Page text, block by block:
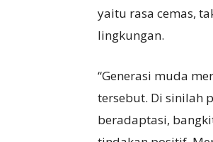
yaitu rasa cemas,
lingkungan.
“Generasi muda
tersebut. Di sinilah
beradaptasi,